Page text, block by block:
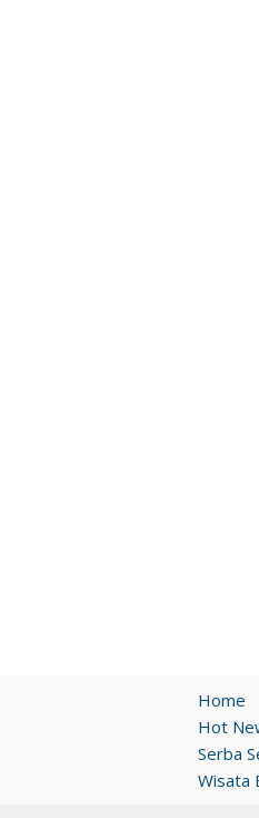
Home
Hot
Serba
Wisata